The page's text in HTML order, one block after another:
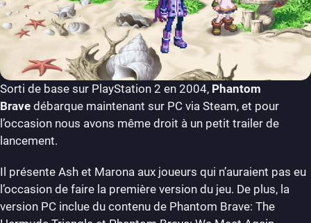
Sorti de base sur PlayStation 2 en 2004, Phantom
Brave débarque maintenant sur PC via Steam, et pour
l’occasion nous avons même droit à un petit trailer de
lancement.
Il présente Ash et Marona aux joueurs qui n’auraient pas eu
l’occasion de faire la première version du jeu. De plus, la
version PC inclue du contenu de Phantom Brave: The